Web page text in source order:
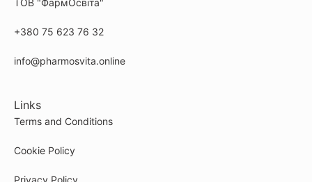
ТОВ "ФармОсвіта"
+380 75 623 76 32
info@pharmosvita.online
Links
Terms and Conditions
Cookie Policy
Privacy Policy